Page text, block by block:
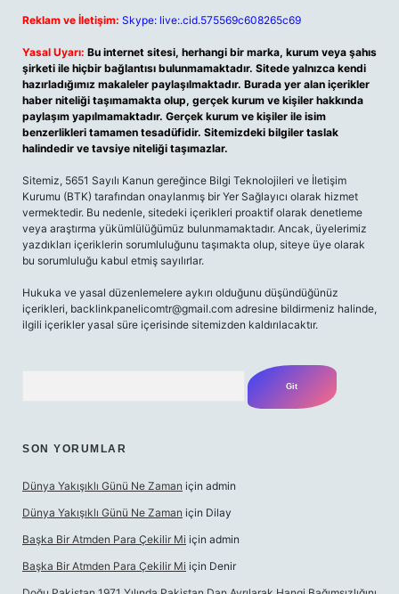
Reklam ve İletişim: Skype: live:.cid.575569c608265c69
Yasal Uyarı: Bu internet sitesi, herhangi bir marka, kurum veya şahıs
şirketi ile hiçbir bağlantısı bulunmamaktadır. Sitede yalnızca kendi
hazırladığımız makaleler paylaşılmaktadır. Burada yer alan içerikler
haber niteliği taşımamakta olup, gerçek kurum ve kişiler hakkında
paylaşım yapılmamaktadır. Gerçek kurum ve kişiler ile isim
benzerlikleri tamamen tesadüfidir. Sitemizdeki bilgiler taslak
halindedir ve tavsiye niteliği taşımazlar.
Sitemiz, 5651 Sayılı Kanun gereğince Bilgi Teknolojileri ve İletişim
Kurumu (BTK) tarafından onaylanmış bir Yer Sağlayıcı olarak hizmet
vermektedir. Bu nedenle, sitedeki içerikleri proaktif olarak denetleme
veya araştırma yükümlülüğümüz bulunmamaktadır. Ancak, üyelerimiz
yazdıkları içeriklerin sorumluluğunu taşımakta olup, siteye üye olarak
bu sorumluluğu kabul etmiş sayılırlar.
Hukuka ve yasal düzenlemelere aykırı olduğunu düşündüğünüz
içerikleri, backlinkpanelicomtr@gmail.com adresine bildirmeniz halinde,
ilgili içerikler yasal süre içerisinde sitemizden kaldırılacaktır.
SON YORUMLAR
Dünya Yakışıklı Günü Ne Zaman için admin
Dünya Yakışıklı Günü Ne Zaman için Dilay
Başka Bir Atmden Para Çekilir Mi için admin
Başka Bir Atmden Para Çekilir Mi için Denir